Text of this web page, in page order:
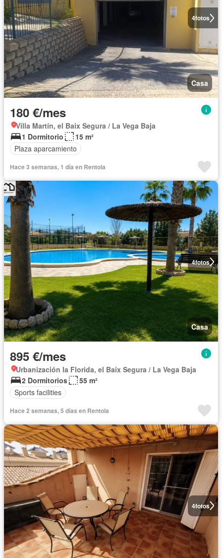
4fotos
Casa
180 €/mes
Villa Martín, el Baix Segura / La Vega Baja
1 Dormitorio
15 m²
Plaza aparcamiento
Hace 3 semanas, 1 día en Rentola
4fotos
Casa
895 €/mes
Urbanización la Florida, el Baix Segura / La Vega Baja
2 Dormitorios
55 m²
Sports facilities
Hace 2 semanas, 5 días en Rentola
4fotos